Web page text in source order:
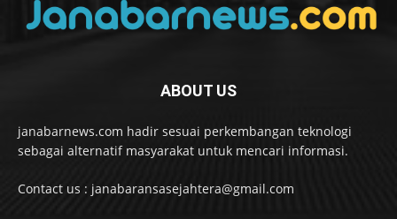
ABOUT US
janabarnews.com hadir sesuai perkembangan teknologi
sebagai alternatif masyarakat untuk mencari informasi.
Contact us : janabaransasejahtera@gmail.com